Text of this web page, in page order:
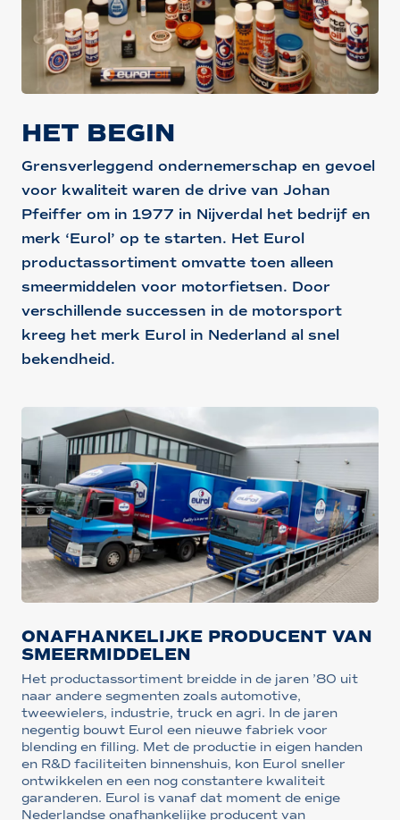
HET BEGIN
Grensverleggend ondernemerschap en gevoel
voor kwaliteit waren de drive van Johan
Pfeiffer om in 1977 in Nijverdal het bedrijf en
merk ‘Eurol’ op te starten. Het Eurol
productassortiment omvatte toen alleen
smeermiddelen voor motorfietsen. Door
verschillende successen in de motorsport
kreeg het merk Eurol in Nederland al snel
bekendheid.
ONAFHANKELIJKE PRODUCENT VAN
SMEERMIDDELEN
Het productassortiment breidde in de jaren ’80 uit
naar andere segmenten zoals automotive,
tweewielers, industrie, truck en agri. In de jaren
negentig bouwt Eurol een nieuwe fabriek voor
blending en filling. Met de productie in eigen handen
en R&D faciliteiten binnenshuis, kon Eurol sneller
ontwikkelen en een nog constantere kwaliteit
garanderen. Eurol is vanaf dat moment de enige
Nederlandse onafhankelijke producent van